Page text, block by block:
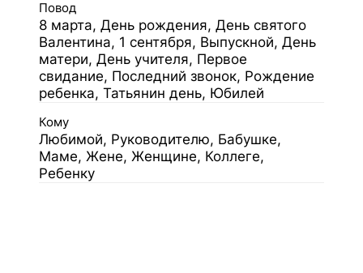
Повод
8 марта, День рождения, День святого
Валентина, 1 сентября, Выпускной, День
матери, День учителя, Первое
свидание, Последний звонок, Рождение
ребенка, Татьянин день, Юбилей
Кому
Любимой, Руководителю, Бабушке,
Маме, Жене, Женщине, Коллеге,
Ребенку